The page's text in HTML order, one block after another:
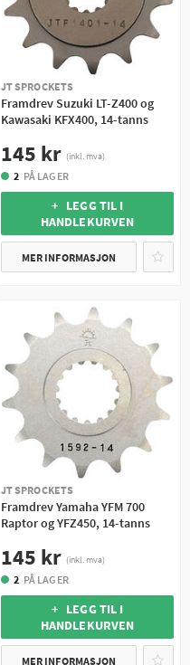
JT SPROCKETS
Framdrev Suzuki LT-Z400 og
Kawasaki KFX400, 14-tanns
145 kr (inkl. mva)
2 PÅ LAGER
+ LEGG TIL I
HANDLEKURVEN
MER INFORMASJON
JT SPROCKETS
Framdrev Yamaha YFM 700
Raptor og YFZ450, 14-tanns
145 kr (inkl. mva)
2 PÅ LAGER
+ LEGG TIL I
HANDLEKURVEN
MER INFORMASJON